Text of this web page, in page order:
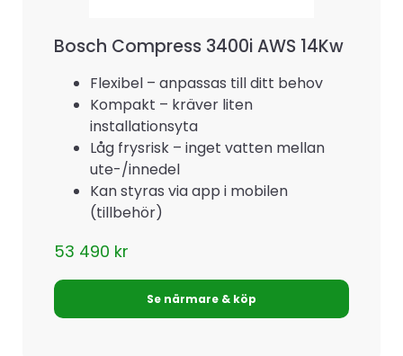
Bosch Compress 3400i AWS 14Kw
Flexibel – anpassas till ditt behov
Kompakt – kräver liten
installationsyta
Låg frysrisk – inget vatten mellan
ute-/innedel
Kan styras via app i mobilen
(tillbehör)
53 490 kr
Se närmare & köp